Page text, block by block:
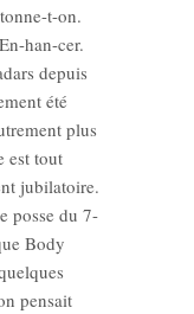
t-on.
han-cer.
depuis
été
plus
est tout
jubilatoire.
posse du 7-
Body
pensait